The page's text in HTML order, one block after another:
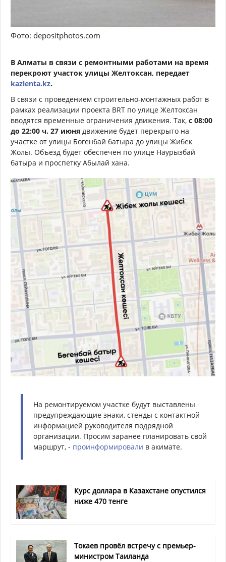
Фото: depositphotos.com
В Алматы в связи с ремонтными работами на время
перекроют участок улицы Желтоксан, передает
kazlenta.kz.
В связи с проведением строительно-монтажных работ в
рамках реализации проекта BRT по улице Желтоксан
вводятся временные ограничения движения. Так, с 08:00
до 22:00 ч. 27 июня движение будет перекрыто на
участке от улицы Богенбай батыра до улицы Жибек
Жолы. Объезд будет обеспечен по улице Наурызбай
батыра и проспетку Абылай хана.
На ремонтируемом участке будут выставлены
предупреждающие знаки, стенды с контактной
информацией руководителя подрядной
организации. Просим заранее планировать свой
маршрут, - проинформировали в акимате.
Курс доллара в Казахстане опустился
ниже 470 тенге
Токаев провёл встречу с премьер-
министром Таиланда